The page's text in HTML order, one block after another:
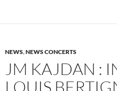
NEWS,NEWS CONCERTS
JM KAJDAN :
LOUIS